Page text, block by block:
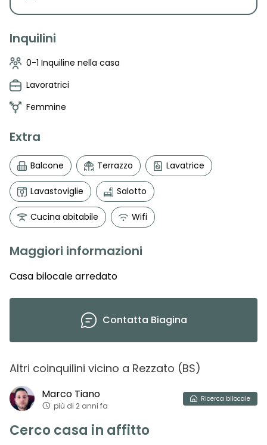
Inquilini
0-1 Inquiline nella casa
Lavoratrici
Femmine
Extra
Balcone Terrazzo Lavatrice
Lavastoviglie Salotto
Cucina abitabile Wifi
Maggiori informazioni
Casa bilocale arredato
Contatta Biagina
Altri coinquilini vicino a Rezzato (BS)
Marco Tiano
più di 2 anni fa
Ricerca bilocale
Cerco casa in affitto